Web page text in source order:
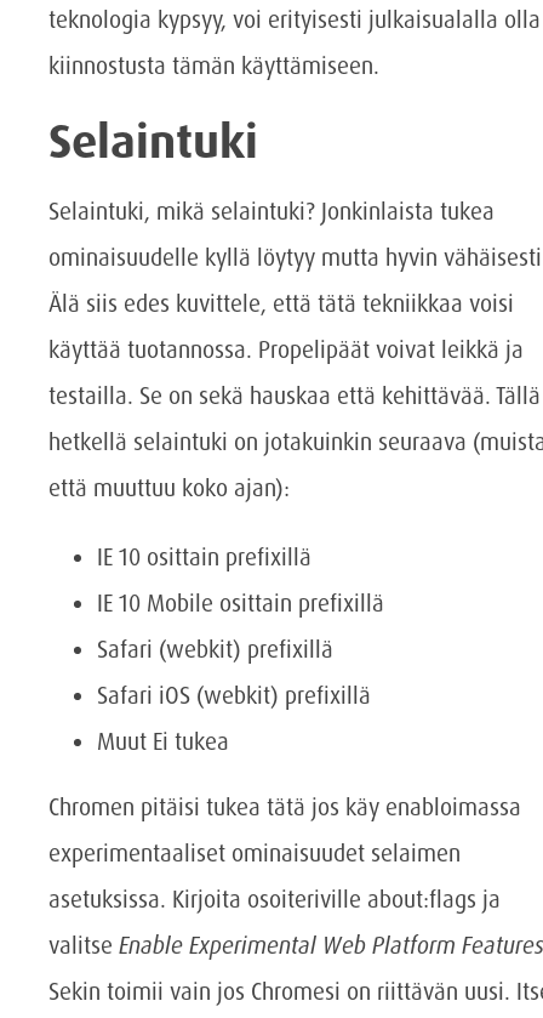
teknologia kypsyy, voi erityisesti julkaisualalla olla
kiinnostusta tämän käyttämiseen.
Selaintuki
Selaintuki, mikä selaintuki? Jonkinlaista tukea
ominaisuudelle kyllä löytyy mutta hyvin
Älä siis edes kuvittele, että tätä tekniikkaa voisi
käyttää tuotannossa. Propelipäät voivat leikkä ja
testailla. Se on sekä hauskaa että kehittävää. Tällä
hetkellä selaintuki on jotakuinkin seuraava
että muuttuu koko ajan):
IE 10 osittain prefixillä
IE 10 Mobile osittain prefixillä
Safari (webkit) prefixillä
Safari iOS (webkit) prefixillä
Muut Ei tukea
Chromen pitäisi tukea tätä jos käy enabloimassa
experimentaaliset ominaisuudet selaimen
asetuksissa. Kirjoita osoiteriville about:flags ja
valitse Enable Experimental Web Platform Features
Sekin toimii vain jos Chromesi on riittävän uusi.